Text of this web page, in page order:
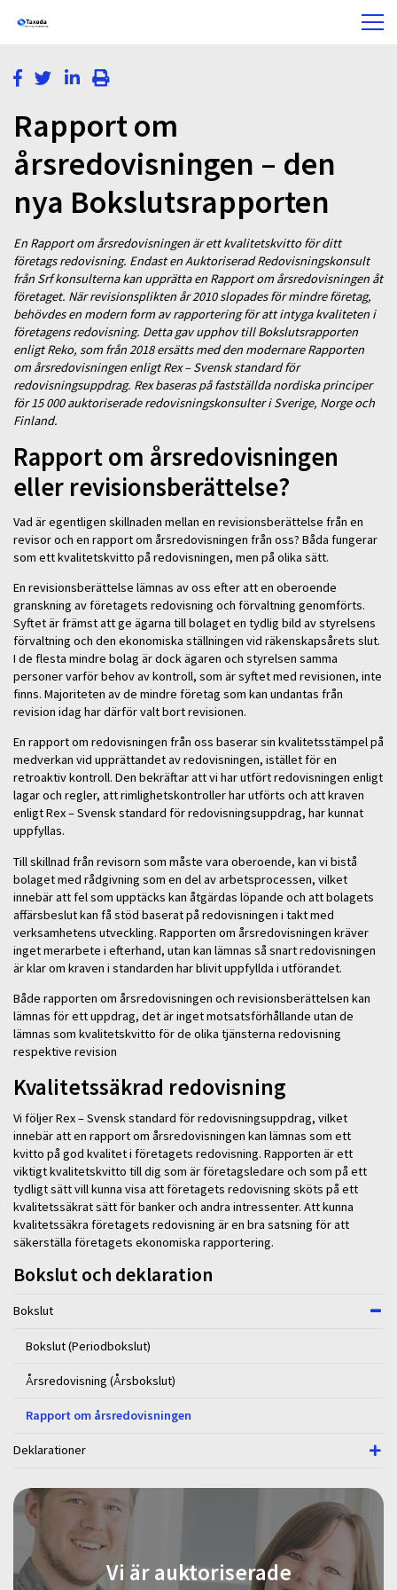
Rapport om
årsredovisningen – den
nya Bokslutsrapporten
En Rapport om årsredovisningen är ett kvalitetskvitto för ditt
företags redovisning. Endast en Auktoriserad Redovisningskonsult
från Srf konsulterna kan upprätta en Rapport om årsredovisningen åt
företaget. När revisionsplikten år 2010 slopades för mindre företag,
behövdes en modern form av rapportering för att intyga kvaliteten i
företagens redovisning. Detta gav upphov till Bokslutsrapporten
enligt Reko, som från 2018 ersätts med den modernare Rapporten
om årsredovisningen enligt Rex – Svensk standard för
redovisningsuppdrag. Rex baseras på fastställda nordiska principer
för 15 000 auktoriserade redovisningskonsulter i Sverige, Norge och
Finland.
Rapport om årsredovisningen
eller revisionsberättelse?
Vad är egentligen skillnaden mellan en revisionsberättelse från en
revisor och en rapport om årsredovisningen från oss? Båda fungerar
som ett kvalitetskvitto på redovisningen, men på olika sätt.
En revisionsberättelse lämnas av oss efter att en oberoende
granskning av företagets redovisning och förvaltning genomförts.
Syftet är främst att ge ägarna till bolaget en tydlig bild av styrelsens
förvaltning och den ekonomiska ställningen vid räkenskapsårets slut.
I de flesta mindre bolag är dock ägaren och styrelsen samma
personer varför behov av kontroll, som är syftet med revisionen, inte
finns. Majoriteten av de mindre företag som kan undantas från
revision idag har därför valt bort revisionen.
En rapport om redovisningen från oss baserar sin kvalitetsstämpel på
medverkan vid upprättandet av redovisningen, istället för en
retroaktiv kontroll. Den bekräftar att vi har utfört redovisningen enligt
lagar och regler, att rimlighetskontroller har utförts och att kraven
enligt Rex – Svensk standard för redovisningsuppdrag, har kunnat
uppfyllas.
Till skillnad från revisorn som måste vara oberoende, kan vi bistå
bolaget med rådgivning som en del av arbetsprocessen, vilket
innebär att fel som upptäcks kan åtgärdas löpande och att bolagets
affärsbeslut kan få stöd baserat på redovisningen i takt med
verksamhetens utveckling. Rapporten om årsredovisningen kräver
inget merarbete i efterhand, utan kan lämnas så snart redovisningen
är klar om kraven i standarden har blivit uppfyllda i utförandet.
Både rapporten om årsredovisningen och revisionsberättelsen kan
lämnas för ett uppdrag, det är inget motsatsförhållande utan de
lämnas som kvalitetskvitto för de olika tjänsterna redovisning
respektive revision
Kvalitetssäkrad redovisning
Vi följer Rex – Svensk standard för redovisningsuppdrag, vilket
innebär att en rapport om årsredovisningen kan lämnas som ett
kvitto på god kvalitet i företagets redovisning. Rapporten är ett
viktigt kvalitetskvitto till dig som är företagsledare och som på ett
tydligt sätt vill kunna visa att företagets redovisning sköts på ett
kvalitetssäkrat sätt för banker och andra intressenter. Att kunna
kvalitetssäkra företagets redovisning är en bra satsning för att
säkerställa företagets ekonomiska rapportering.
Bokslut och deklaration
Bokslut
Bokslut (Periodbokslut)
Årsredovisning (Årsbokslut)
Rapport om årsredovisningen
Deklarationer
Vi är auktoriserade